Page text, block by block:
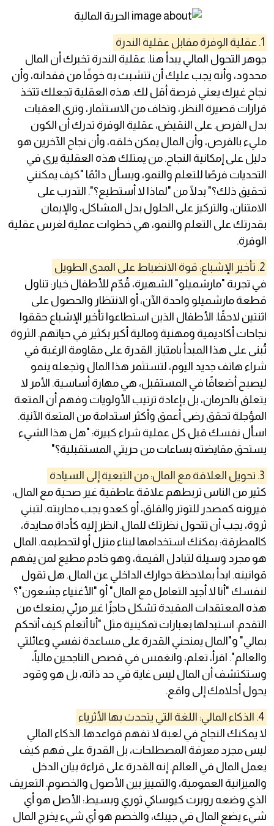
1. عقلية الوفرة مقابل عقلية الندرة
جوهر التحول المالي يبدأ هنا. عقلية الندرة تخبرك أن المال
محدود، وأنه يجب عليك أن تتشبث به خوفًا من فقدانه، وأن
نجاح غيرك يعني فرصة أقل لك. هذه العقلية تجعلك تتخذ
قرارات قصيرة النظر، وتخاف من الاستثمار، وترى العقبات
بدل الفرص. على النقيض، عقلية الوفرة تدرك أن الكون
مليء بالفرص، وأن المال يمكن خلقه، وأن نجاح الآخرين هو
دليل على إمكانية النجاح. من يمتلك هذه العقلية يرى في
التحديات فرصًا للتعلم والنمو، ويسأل دائمًا "كيف يمكنني
تحقيق ذلك؟" بدلًا من "لماذا لا أستطيع؟". التدرب على
الامتنان، والتركيز على الحلول بدل المشاكل، والإيمان
بقدرتك على التعلم والنمو، هي خطوات عملية لغرس عقلية
الوفرة.
2. تأخير الإشباع: قوة الانضباط على المدى الطويل
في تجربة "مارشميلو" الشهيرة، قُدّم للأطفال خيار: تناول
قطعة مارشميلو واحدة الآن، أو الانتظار والحصول على
اثنتين لاحقًا. الأطفال الذين استطاعوا تأخير الإشباع حققوا
نجاحات أكاديمية ومهنية ومالية أكبر بكثير في حياتهم. الثروة
تُبنى على هذا المبدأ بامتياز. القدرة على مقاومة الرغبة في
شراء هاتف جديد اليوم، لتستثمر هذا المال وتجعله ينمو
ليصبح أضعافًا في المستقبل، هي مهارة أساسية. الأمر لا
يتعلق بالحرمان، بل بإعادة ترتيب الأولويات وفهم أن المتعة
المؤجلة تحقق رضى أعمق وأكثر استدامة من المتعة الآنية.
اسأل نفسك قبل كل عملية شراء كبيرة: "هل هذا الشيء
يستحق مقايضته بساعات من حريتي المستقبلية؟"
3. تحويل العلاقة مع المال: من التبعية إلى السيادة
كثير من الناس تربطهم علاقة عاطفية غير صحية مع المال،
فيرونه كمصدر للتوتر والقلق، أو كعدو يجب محاربته. لتبني
ثروة، يجب أن تتحول نظرتك للمال. انظر إليه كأداة محايدة،
كالمطرقة: يمكنك استخدامها لبناء منزل أو لتحطيمه. المال
هو مجرد وسيلة لتبادل القيمة، وهو خادم مطيع لمن يفهم
قوانينه. ابدأ بملاحظة حوارك الداخلي عن المال. هل تقول
لنفسك "أنا لا أجيد التعامل مع المال" أو "الأغنياء جشعون"؟
هذه المعتقدات المقيدة تشكل حاجزًا غير مرئي يمنعك من
التقدم. استبدلها بعبارات تمكينية مثل "أنا أتعلم كيف أتحكم
بمالي" و"المال يمنحني القدرة على مساعدة نفسي وعائلتي
والعالم". اقرأ، تعلم، وانغمس في قصص الناجحين مالياً،
وستكتشف أن المال ليس غاية في حد ذاته، بل هو وقود
يحول أحلامك إلى واقع.
4. الذكاء المالي: اللغة التي يتحدث بها الأثرياء
لا يمكنك النجاح في لعبة لا تفهم قواعدها. الذكاء المالي
ليس مجرد معرفة المصطلحات، بل القدرة على فهم كيف
يعمل المال في العالم. إنه القدرة على قراءة بيان الدخل
والميزانية العمومية، والتمييز بين الأصول والخصوم. التعريف
الذي وضعه روبرت كيوساكي ثوري وبسيط: الأصل هو أي
شيء يضع المال في جيبك، والخصم هو أي شيء يخرج المال